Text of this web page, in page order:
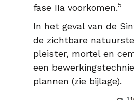
fase IIa voorkomen.5
In het geval van de
de zichtbare
pleister, mortel en
een
plannen (zie bijlage).